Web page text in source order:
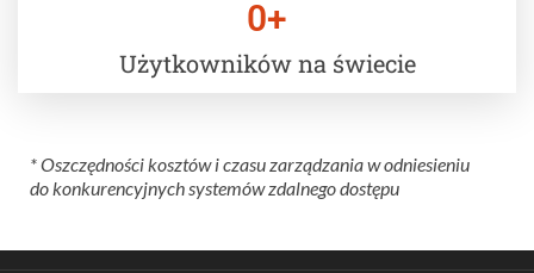
Użytkowników na świecie
0+
* Oszczędności kosztów i czasu zarządzania w odniesieniu
do konkurencyjnych systemów zdalnego dostępu